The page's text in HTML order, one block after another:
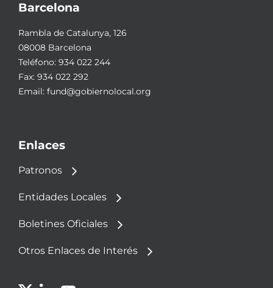
Barcelona
Rambla de Catalunya, 126
08008 Barcelona
Teléfono: 934 022 244
Fax: 934 022 292
Email: fund@gobiernolocal.org
Enlaces
Patronos
Entidades Locales
Boletines Oficiales
Otros Enlaces de Interés